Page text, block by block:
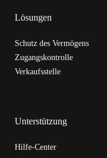
Lösungen
Schutz des Vermögens
Zugangskontrolle
Verkaufsstelle
Unterstützung
Hilfe-Center